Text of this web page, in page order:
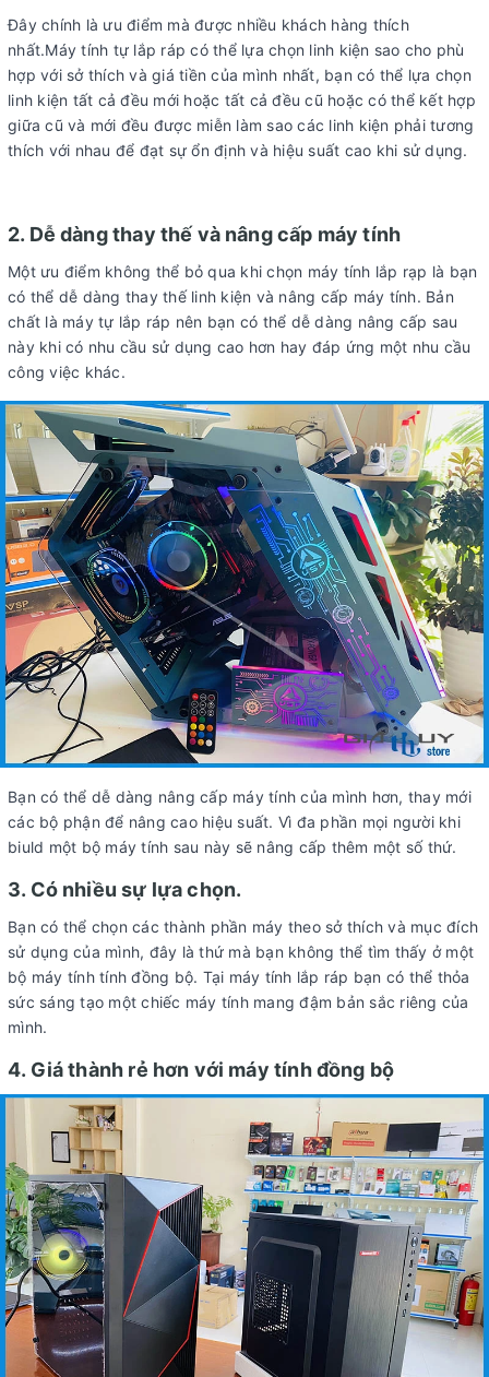
Đây chính là ưu điểm mà được nhiều khách hàng thích
nhất.Máy tính tự lắp ráp có thể lựa chọn linh kiện sao cho phù
hợp với sở thích và giá tiền của mình nhất, bạn có thể lựa chọn
linh kiện tất cả đều mới hoặc tất cả đều cũ hoặc có thể kết hợp
giữa cũ và mới đều được miễn làm sao các linh kiện phải tương
thích với nhau để đạt sự ổn định và hiệu suất cao khi sử dụng.
2. Dễ dàng thay thế và nâng cấp máy tính
Một ưu điểm không thể bỏ qua khi chọn máy tính lắp rạp là bạn
có thể dễ dàng thay thế linh kiện và nâng cấp máy tính. Bản
chất là máy tự lắp ráp nên bạn có thể dễ dàng nâng cấp sau
này khi có nhu cầu sử dụng cao hơn hay đáp ứng một nhu cầu
công việc khác.
Bạn có thể dễ dàng nâng cấp máy tính của mình hơn, thay mới
các bộ phận để nâng cao hiệu suất. Vì đa phần mọi người khi
biuld một bộ máy tính sau này sẽ nâng cấp thêm một số thứ.
3. Có nhiều sự lựa chọn.
Bạn có thể chọn các thành phần máy theo sở thích và mục đích
sử dụng của mình, đây là thứ mà bạn không thể tìm thấy ở một
bộ máy tính tính đồng bộ. Tại máy tính lắp ráp bạn có thể thỏa
sức sáng tạo một chiếc máy tính mang đậm bản sắc riêng của
mình.
4. Giá thành rẻ hơn với máy tính đồng bộ